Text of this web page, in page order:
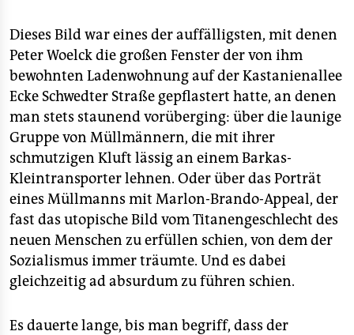
Dieses Bild war eines der auffälligsten, mit denen
Peter Woelck die großen Fenster der von ihm
bewohnten Ladenwohnung auf der Kastanienallee
Ecke Schwedter Straße gepflastert hatte, an denen
man stets staunend vorüberging: über die launige
Gruppe von Müllmännern, die mit ihrer
schmutzigen Kluft lässig an einem Barkas-
Kleintransporter lehnen. Oder über das Porträt
eines Müllmanns mit Marlon-Brando-Appeal, der
fast das utopische Bild vom Titanengeschlecht des
neuen Menschen zu erfüllen schien, von dem der
Sozialismus immer träumte. Und es dabei
gleichzeitig ad absurdum zu führen schien.
Es dauerte lange, bis man begriff, dass der